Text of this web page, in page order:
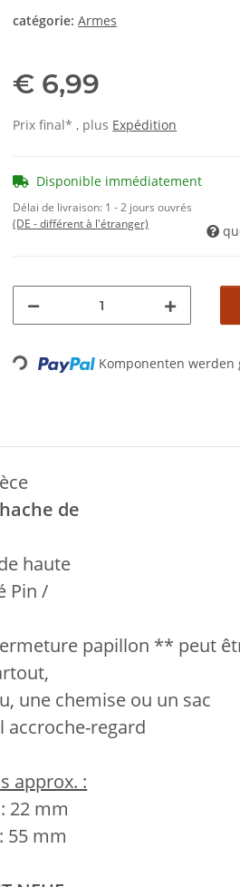
catégorie:Armes
€ 6,99
Prix final* , plus Expédition
Disponible immédiatement
Délai de livraison: 1 - 2 jours ouvrés
(DE - différent à l'étranger)
Loading... Komponenten werden
hache de
haute
Pin /
papillon ** peut
une chemise ou un sac
accroche-regard
approx. :
22 mm
55 mm